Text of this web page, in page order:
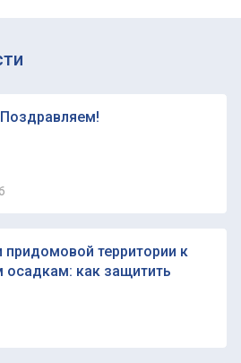
территории к
как защитить